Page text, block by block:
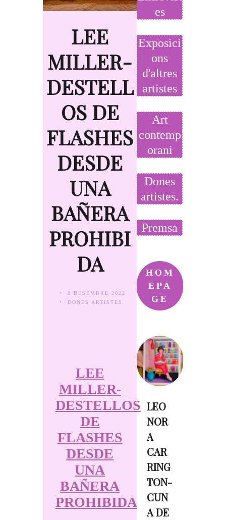
LEE
MILLER-
DESTELL
OS DE
FLASHES
DESDE
UNA
BAÑERA
PROHIBI
DA
8 DESEMBRE 2022
DONES ARTISTES.
LEE
MILLER-
DESTELLOS
DE
FLASHES
DESDE
UNA
BAÑERA
PROHIBIDA
es
Exposici
ons
d'altres
artistes
Art
contemp
orani
Dones
artistes.
Premsa
HOM
EPA
GE
LEO
NOR
A
CAR
RING
TON-
CUN
A DE